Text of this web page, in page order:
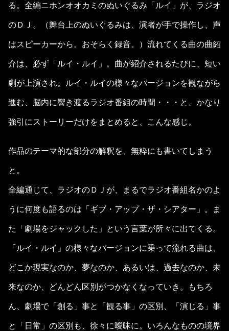
る。全編ニホンオオカミのぬいぐるみ「ルイ」が、ラジオ
のＤＪ。（舞台上のぬいぐるみは、演者が手で操作し、声
はスピーカーから。おそらく録音。）流れてくる曲の曲紹
介は、必ず「ルイ・ルイ」。曲が紹介されるたびに、短い
劇が上演され。ルイ・ルイの様々なバージョンを観ながら
進む、脳内に響き渡るラジオ番組の時間・・・と、かなり
強引にストーリーだけをまとめると、こんな感じ。
作品のテーマ的な部分の解釈を、無粋にも書いてしまう
と。
全編通じて、ラジオのＤＪが、まるでラジオ番組名かのよ
うに何度も語るのは「ギブ・アップ・ザ・シアター」。ま
た「劇場をジャックした」という言葉が所々に出てくる。
「ルイ・ルイ」の様々なバージョンに乗って流れる曲は、
どこか現実なのか、夢なのか、あるいは、過去なのか、未
来なのか、どんどん区別がつかなくなっていき。もちろ
ん、劇場で「創る」事と「観る事」の区別、「演じる」事
と「日常」の区別も、徐々に曖昧に。いろんなものの境界